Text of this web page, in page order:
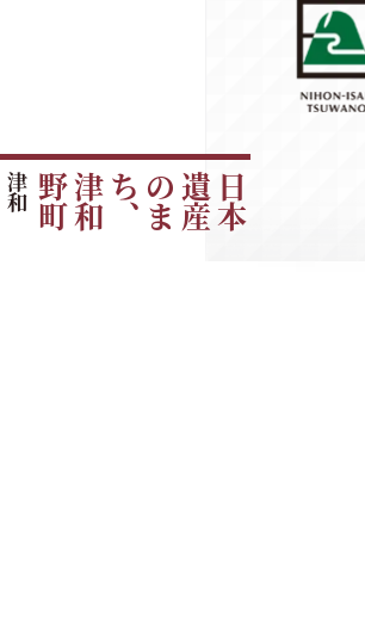
日
本
遺
産
の
ま
ち
、
津
和
野
町
津
和
野
町
の
ご
紹